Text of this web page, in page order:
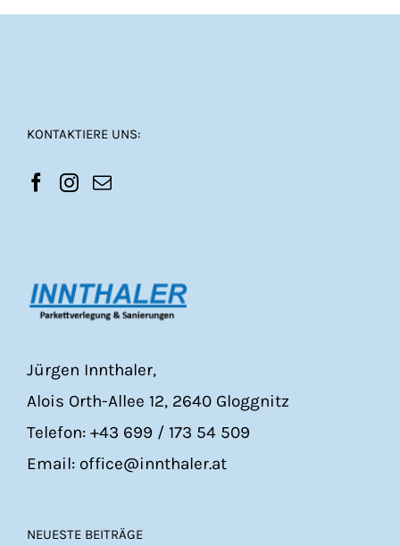
KONTAKTIERE UNS:
Jürgen Innthaler,
Alois Orth-Allee 12, 2640 Gloggnitz
Telefon: +43 699 / 173 54 509
Email: office@innthaler.at
NEUESTE BEITRÄGE